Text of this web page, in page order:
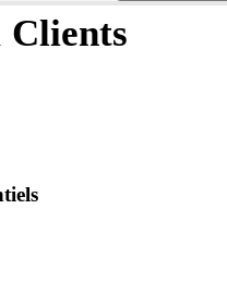
Clients